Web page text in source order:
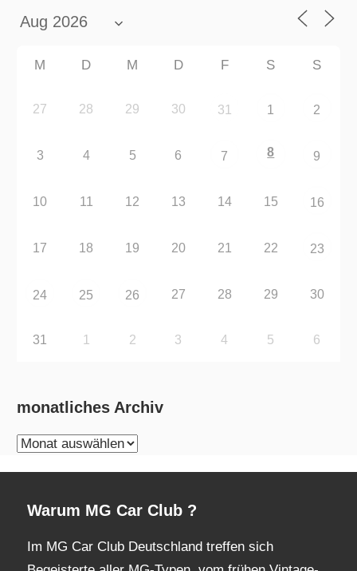
M D M D F S S
27 28 29 30 31 1 2
3 4 5 6 7 8 9
10 11 12 13 14 15 16
17 18 19 20 21 22 23
24 25 26 27 28 29 30
31 1 2 3 4 5 6
monatliches Archiv
monatliches
Warum MG Car Club ?
Im MG Car Club Deutschland treffen sich